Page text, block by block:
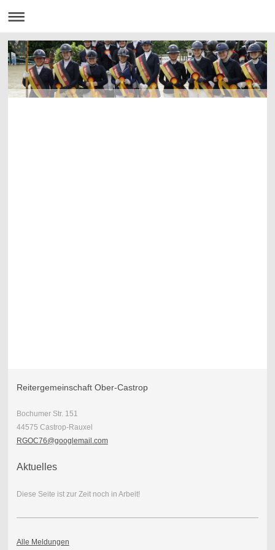
Reitergemeinschaft Ober-Castrop
Bochumer Str. 151
44575 Castrop-Rauxel
RGOC76@googlemail.com
Aktuelles
Diese Seite ist zur Zeit noch in Arbeit!
Alle Meldungen